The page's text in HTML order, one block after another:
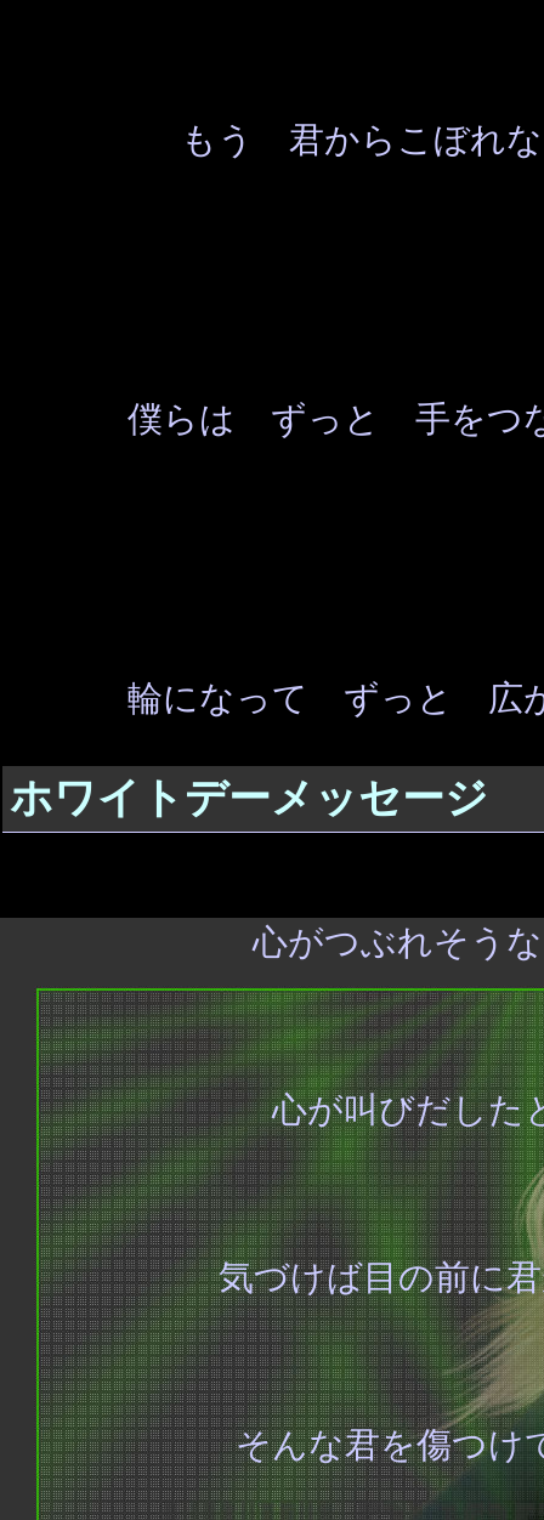
もう 君からこぼれ
僕らは ずっと 手をつ
輪になって ずっと 広
ホワイトデーメッセージ
心がつぶれそう
心が叫びだした
気づけば目の前に
そんな君を傷つけ